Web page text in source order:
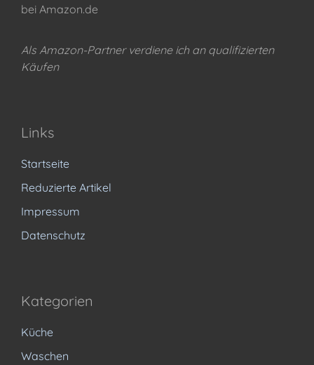
bei Amazon.de
Als Amazon-Partner verdiene ich an qualifizierten
Käufen
Links
Startseite
Reduzierte Artikel
Impressum
Datenschutz
Kategorien
Küche
Waschen